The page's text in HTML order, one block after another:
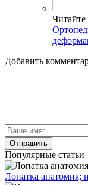
Читайте
Добавить
Популярные статьи
Лопатка анатомия;